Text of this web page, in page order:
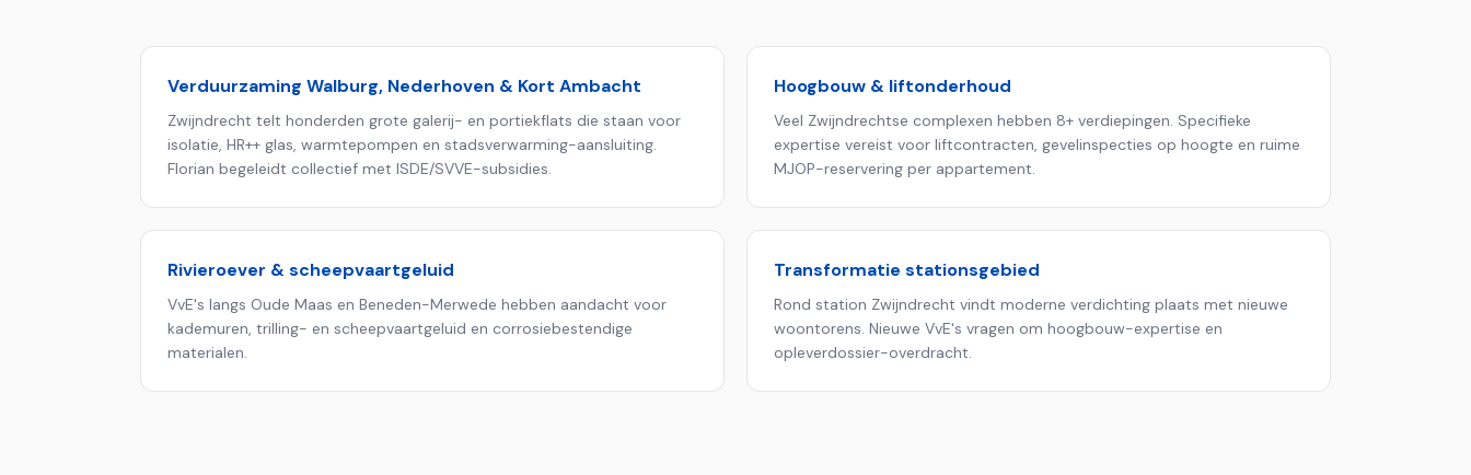
Verduurzaming Walburg, Nederhoven & Kort Ambacht
Zwijndrecht telt honderden grote galerij- en portiekflats die staan voor
isolatie, HR++ glas, warmtepompen en stadsverwarming-aansluiting.
Florian begeleidt collectief met ISDE/SVVE-subsidies.
Hoogbouw & liftonderhoud
Veel Zwijndrechtse complexen hebben 8+ verdiepingen. Specifieke
expertise vereist voor liftcontracten, gevelinspecties op hoogte en ruime
MJOP-reservering per appartement.
Rivieroever & scheepvaartgeluid
VvE's langs Oude Maas en Beneden-Merwede hebben aandacht voor
kademuren, trilling- en scheepvaartgeluid en corrosiebestendige
materialen.
Transformatie stationsgebied
Rond station Zwijndrecht vindt moderne verdichting plaats met nieuwe
woontorens. Nieuwe VvE's vragen om hoogbouw-expertise en
opleverdossier-overdracht.